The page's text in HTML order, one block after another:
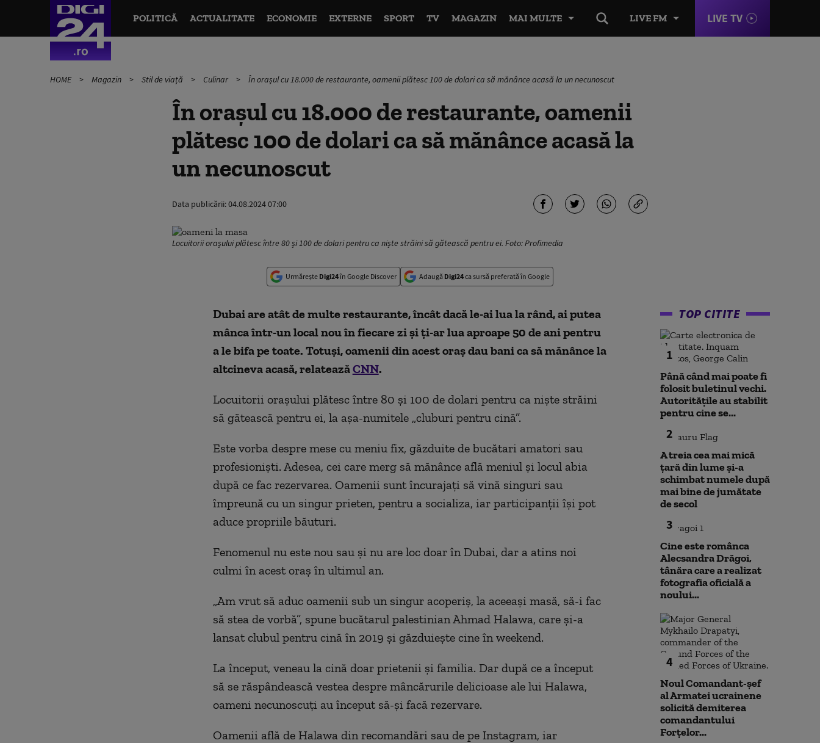
LIVE FM LIVE TV
POLITICĂ ACTUALITATE ECONOMIE EXTERNE SPORT TV MAGAZIN MAI MULTE
HOME Magazin Stil de viață Culinar În orașul cu 18.000 de restaurante, oamenii plătesc 100 de dolari ca să mănânce acasă la un necunoscut
În orașul cu 18.000 de restaurante, oamenii
plătesc 100 de dolari ca să mănânce acasă la
un necunoscut
Data publicării:04.08.2024 07:00
Locuitorii orașului plătesc între 80 și 100 de dolari pentru ca niște străini să gătească pentru ei. Foto: Profimedia
Urmărește Digi24în Google Discover Adaugă Digi24ca sursă preferată în Google
Dubai are atât de multe restaurante, încât dacă le-ai lua la rând, ai putea
mânca într-un local nou în fiecare zi și ți-ar lua aproape 50 de ani pentru
a le bifa pe toate. Totuși, oamenii din acest oraș dau bani ca să mănânce la
altcineva acasă, relateazăCNN.
Locuitorii orașului plătesc între 80 și 100 de dolari pentru ca niște străini
să gătească pentru ei, la așa-numitele „cluburi pentru cină”.
Este vorba despre mese cu meniu fix, găzduite de bucătari amatori sau
profesioniști. Adesea, cei care merg să mănânce află meniul și locul abia
după ce fac rezervarea. Oamenii sunt încurajați să vină singuri sau
împreună cu un singur prieten, pentru a socializa, iar participanții își pot
aduce propriile băuturi.
Fenomenul nu este nou sau și nu are loc doar în Dubai, dar a atins noi
culmi în acest oraș în ultimul an.
„Am vrut să aduc oamenii sub un singur acoperiș, la aceeași masă, să-i fac
să stea de vorbă”, spune bucătarul palestinian Ahmad Halawa, care și-a
lansat clubul pentru cină în 2019 și găzduiește cine în weekend.
La început, veneau la cină doar prietenii și familia. Dar după ce a început
să se răspândească vestea despre mâncărurile delicioase ale lui Halawa,
oameni necunoscuți au început să-și facă rezervare.
Oamenii află de Halawa din recomandări sau de pe Instagram, iar
TOP CITITE
1
Până când mai poate fi
folosit buletinul vechi.
Autoritățile au stabilit
pentru cine se...
2
A treia cea mai mică
țară din lume și-a
schimbat numele după
mai bine de jumătate
de secol
3
Cine este românca
Alecsandra Drăgoi,
tânăra care a realizat
fotografia oficială a
noului...
4
Noul Comandant-șef
al Armatei ucrainene
solicită demiterea
comandantului
Forțelor...